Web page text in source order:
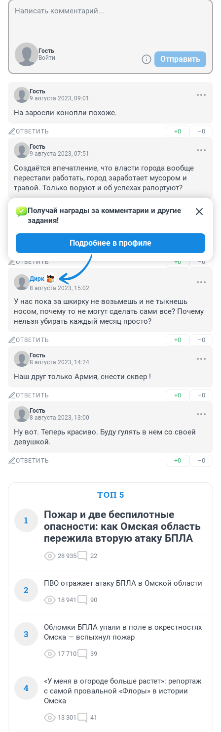
Гость
Войти
Отправить
Гость
9 августа 2023, 09:01
На заросли конопли похоже.
ОТВЕТИТЬ +0 –0
Гость
9 августа 2023, 07:51
Создаётся впечатление, что власти города вообще
перестали работать, город заработает мусором и
травой. Только воруют и об успехах рапортуют?
ОТВЕТИТЬ –0
Гость
Куда забор дели?
ОТВЕТИТЬ +0 –0
Дирк
Получай награды за комментарии и другие
задания!
Подробнее в профиле
8 августа 2023, 15:02
У нас пока за шкирку не возьмешь и не тыкнешь
носом, почему то не могут сделать сами все? Почему
нельзя убирать каждый месяц просто?
ОТВЕТИТЬ +0 –0
Гость
8 августа 2023, 14:24
Наш друг только Армия, снести сквер !
ОТВЕТИТЬ +0 –0
Гость
8 августа 2023, 13:00
Ну вот. Теперь красиво. Буду гулять в нем со своей
девушкой.
ОТВЕТИТЬ +0 –0
ТОП 5
1
Пожар и две беспилотные
опасности: как Омская область
пережила вторую атаку БПЛА
28 935 22
2
ПВО отражает атаку БПЛА в Омской области
18 941 90
3
Обломки БПЛА упали в поле в окрестностях
Омска — вспыхнул пожар
17 710 39
4
«У меня в огороде больше растет»: репортаж
с самой провальной «Флоры» в истории
Омска
13 301 41